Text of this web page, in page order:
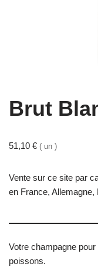
Brut
51,10 € ( un )
Vente sur ce site par
en France, Allemagne,
Votre champagne pour
poissons.